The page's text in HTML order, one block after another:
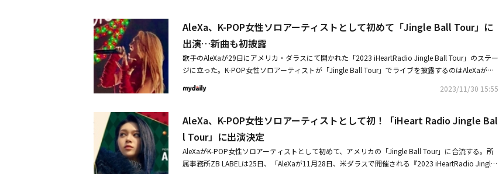
して浮上した。昨年にはそれぞれアメリカ・ダラスとマイアミで開催された米最大の年末フェス「2
023 iHeartRadio Jingle Ball Tour（以下、「Jingle Ball Tour」）」のステージに立った。
ン・ソニョン、ショーホストのムン・ソンシクらが出席した。・チョ・ビョンギュ、身体検査で社会
服務要員に？報道うけコメント「現役入隊するため再検査へ」・LUCY、タイトル曲「Boogie Man」
MV公開ミステリアスな雰囲気
AleXa、K-POP女性ソロアーティストとして初めて「Jingle Ball Tour」に
出演…新曲も初披露
歌手のAleXaが29日にアメリカ・ダラスにて開かれた「2023 iHeartRadio Jingle Ball Tour」のステー
ジに立った。K-POP女性ソロアーティストが「Jingle Ball Tour」でライブを披露するのはAleXaが初
ンスを披露した。「Jingle Ball Tour」はアメリカ最大のメディアグループの一つであるiHeart Media
な活躍を繰り広げた世界的なアーティストが一堂に会し、ヒット曲のステージを披露する祭りの場
だ。この日に彼女は、一気に視線を奪うファンキーなデザインのレッドワンピース姿でステージに立
った。彼女は昨年、米NBC「アメリカン・ソング・コンテスト（American Song Contest）」で優勝
を獲得した曲「Wonderland」を強烈なパフォーマンスとともに披露して雰囲気を盛り上げた。彼女
は観客のために特別なプレゼントも準備した。2024年2月にアメリカでリリースする新曲のステージ
2023/11/30 15:55
AleXa、K-POP女性ソロアーティストとして初！「iHeart Radio Jingle Bal
l Tour」に出演決定
AleXaがK-POP女性ソロアーティストとして初めて、アメリカの「Jingle Ball Tour」に合流する。所
属事務所ZB LABELは25日、「AleXaが11月28日、米ダラスで開催される『2023 iHeartRadio Jingle